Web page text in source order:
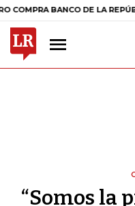
BANCO DE LA REPÚBLICA $
“Somos la